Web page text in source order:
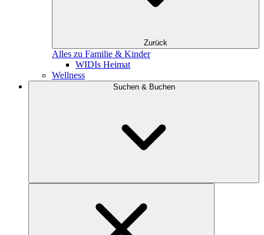
Zurück
Alles zu Familie & Kinder
WIDIs Heimat
Wellness
Suchen & Buchen